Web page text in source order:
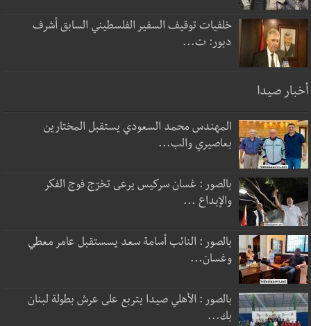
خلفيات توقيف السفير الفلسطيني السابق أشرف
دبور: ت...
أخبار صيدا
المهندس محمد السعودي يستقبل المختارين
بعاصيري والب...
بالصور : غسان سركيس يرعى تخرّج فوج الفكر
والإبداع ...
بالصور : النائب أسامة سعد يسستقبل عامر معطي
وغسان...
بالصور : الأهلي صيدا يتربع على عرش بطولة لبنان
بك...